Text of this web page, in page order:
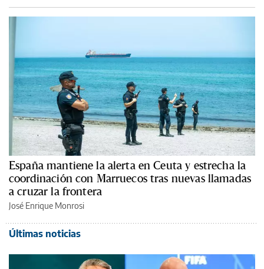
España mantiene la alerta en Ceuta y estrecha la
coordinación con Marruecos tras nuevas llamadas
a cruzar la frontera
José Enrique Monrosi
Últimas noticias